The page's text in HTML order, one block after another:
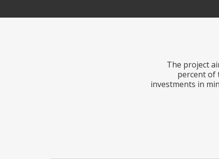
The project
percent of
investments in